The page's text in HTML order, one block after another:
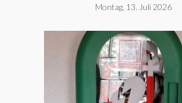
Montag, 13. Juli 2026